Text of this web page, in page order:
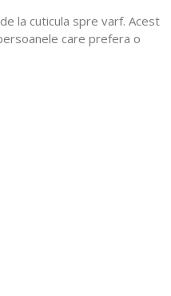
la cuticula spre varf. Acest
care prefera o